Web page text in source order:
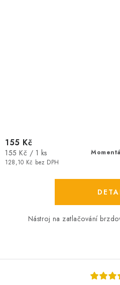
128,10 Kč bez DPH
155 Kč
Měrná
cena:
155 Kč / 1 ks
Nástroj na zatlačování